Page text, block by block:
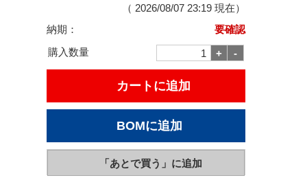
（ 2026/08/07 23:19 現在）
納期：
要確認
購入数量